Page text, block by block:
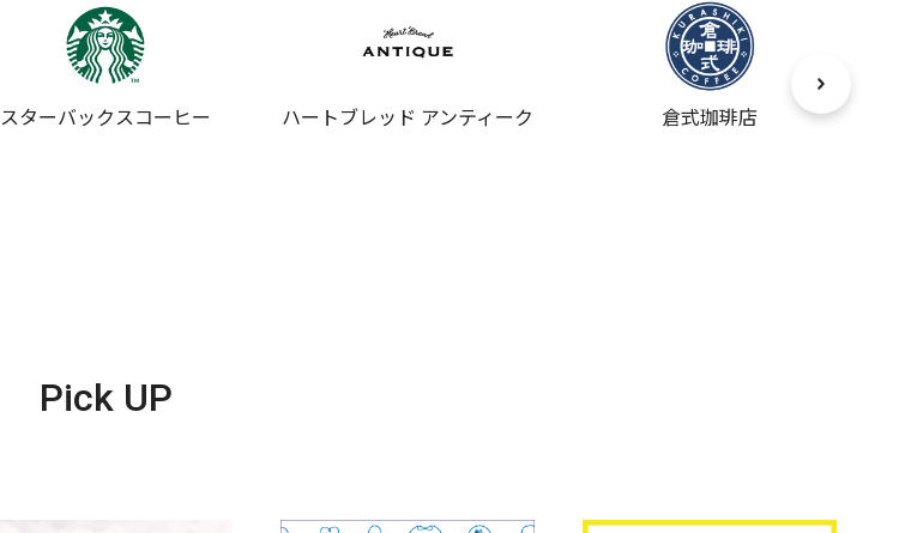
スターバックスコーヒー ハートブレッド アンティーク 倉式珈琲店
Pick UP